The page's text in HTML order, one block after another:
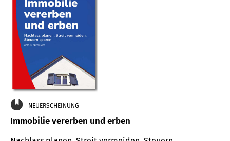
NEUERSCHEINUNG
Immobilie vererben und erben